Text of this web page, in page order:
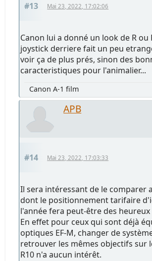
#13 Mai 23, 2022, 17:02:06
Canon lui a donné un look de R ou
joystick derriere fait un peu
voir ça de plus prés, sinon des
caracteristiques pour l'animalier...
Canon A-1 film
APB
#14 Mai 23, 2022, 17:03:33
Il sera intéressant de le comparer
dont le positionnement tarifaire
l'année fera peut-être des
En effet pour ceux qui sont déjà
optiques EF-M, changer de
retrouver les mêmes objectifs sur
R10 n'a aucun intérêt.